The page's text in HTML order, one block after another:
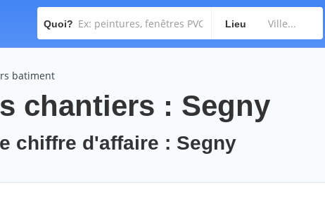
Quoi? Lieu
batiment
chantiers : Segny
chiffre d'affaire : Segny